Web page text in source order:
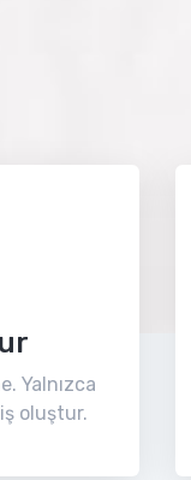
Yalnızca
oluştur.